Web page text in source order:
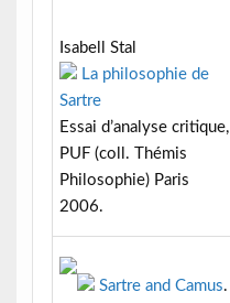
Isabell Stal
La philosophie de
Sartre
Essai d’analyse critique,
PUF (coll. Thémis
Philosophie) Paris
2006.
Sartre and Camus.